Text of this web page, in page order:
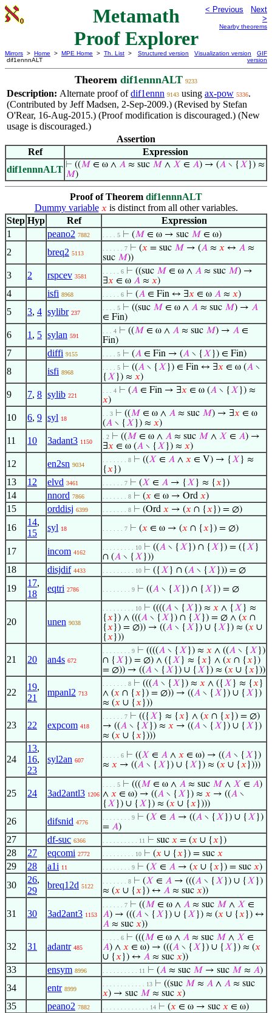
Metamath
Proof Explorer
< Previous
Next
>
Nearby theorems
Mirrors > Home > MPE Home > Th. List >
dif1ennnALT
Structured version Visualization version
GIF
version
Theorem dif1ennnALT 9233
Description: Alternate proof ofdif1ennn 9143 using ax-pow 5336.
(Contributed by Jeff Madsen, 2-Sep-2009.) (Revised by Stefan
O'Rear, 16-Aug-2015.) (Proof modification is discouraged.) (New
usage is discouraged.)
Assertion
Ref
Expression
dif1ennnALT ⊢ ((𝑀 ∈ ω ∧ 𝐴 ≈ suc 𝑀 ∧ 𝑋 ∈ 𝐴) → (𝐴 ∖ {𝑋 }) ≈
𝑀)
Proof of Theorem dif1ennnALT
Dummy variable 𝑥 is distinct from all other variables.
Step Hyp Ref
Expression
1
peano2 7882 . . . . 5 ⊢ (𝑀 ∈ ω → suc 𝑀 ∈ ω)
2 breq2 5113
. . . . . . 7 ⊢ (𝑥 = suc 𝑀 → (𝐴 ≈ 𝑥 ↔ 𝐴 ≈
suc 𝑀))
3 2 rspcev 3581
. . . . . 6 ⊢ ((suc 𝑀 ∈ ω ∧ 𝐴 ≈ suc 𝑀) →
∃𝑥 ∈ ω 𝐴 ≈ 𝑥)
4 isfi 8968 . . . . . 6 ⊢ (𝐴 ∈ Fin ↔ ∃𝑥 ∈ ω 𝐴 ≈ 𝑥)
5 3, 4 sylibr 237
. . . . 5 ⊢ ((suc 𝑀 ∈ ω ∧ 𝐴 ≈ suc 𝑀) → 𝐴
∈ Fin)
6 1 , 5 sylan 591
. . . 4 ⊢ ((𝑀 ∈ ω ∧ 𝐴 ≈ suc 𝑀) → 𝐴 ∈
Fin)
7 diffi 9155 . . . . 5 ⊢ (𝐴 ∈ Fin → (𝐴 ∖ {𝑋 }) ∈ Fin)
8 isfi 8968
. . . . 5 ⊢ ((𝐴 ∖ {𝑋 }) ∈ Fin ↔ ∃𝑥 ∈ ω (𝐴 ∖
{𝑋 }) ≈ 𝑥)
9 7, 8 sylib 221
. . . 4 ⊢ (𝐴 ∈ Fin → ∃𝑥 ∈ ω (𝐴 ∖ {𝑋 }) ≈
𝑥)
10 6, 9 syl 18
. . 3 ⊢ ((𝑀 ∈ ω ∧ 𝐴 ≈ suc 𝑀) → ∃𝑥 ∈ ω
(𝐴 ∖ {𝑋 }) ≈ 𝑥)
11 10 3adant3 1150
. 2 ⊢ ((𝑀 ∈ ω ∧ 𝐴 ≈ suc 𝑀 ∧ 𝑋 ∈ 𝐴) →
∃𝑥 ∈ ω (𝐴 ∖ {𝑋 }) ≈ 𝑥)
12 en2sn 9034
. . . . . . . 8 ⊢ ((𝑋 ∈ 𝐴 ∧ 𝑥 ∈ V) → {𝑋 } ≈
{𝑥 })
13 12 elvd 3461 . . . . . . 7 ⊢ (𝑋 ∈ 𝐴 → {𝑋 } ≈ {𝑥 })
14 nnord 7866 . . . . . . . 8 ⊢ (𝑥 ∈ ω → Ord 𝑥)
15 orddisj 6399 . . . . . . . 8 ⊢ (Ord 𝑥 → (𝑥 ∩ {𝑥 }) = ∅)
16
14,
15
syl 18 . . . . . . 7 ⊢ (𝑥 ∈ ω → (𝑥 ∩ {𝑥 }) = ∅)
17 incom 4162
. . . . . . . . . 10 ⊢ ((𝐴 ∖ {𝑋 }) ∩ {𝑋 }) = ({𝑋 }
∩ (𝐴 ∖ {𝑋 }))
18 disjdif 4433 . . . . . . . . . 10 ⊢ ({𝑋 } ∩ (𝐴 ∖ {𝑋 })) = ∅
19
17,
18
eqtri 2786 . . . . . . . . 9 ⊢ ((𝐴 ∖ {𝑋 }) ∩ {𝑋 }) = ∅
20 unen 9038
. . . . . . . . . 10 ⊢ ((((𝐴 ∖ {𝑋 }) ≈ 𝑥 ∧ {𝑋 } ≈
{𝑥 }) ∧ (((𝐴 ∖ {𝑋 }) ∩ {𝑋 }) = ∅ ∧ (𝑥 ∩
{𝑥 }) = ∅)) → ((𝐴 ∖ {𝑋 }) ∪ {𝑋 }) ≈ (𝑥 ∪
{𝑥 }))
21 20 an4s 672
. . . . . . . . 9 ⊢ ((((𝐴 ∖ {𝑋 }) ≈ 𝑥 ∧ ((𝐴 ∖ {𝑋 })
∩ {𝑋 }) = ∅) ∧ ({𝑋 } ≈ {𝑥 } ∧ (𝑥 ∩ {𝑥 })
= ∅)) → ((𝐴 ∖ {𝑋 }) ∪ {𝑋 }) ≈ (𝑥 ∪ {𝑥 }))
22
19,
21
mpanl2 713
. . . . . . . 8 ⊢ (((𝐴 ∖ {𝑋 }) ≈ 𝑥 ∧ ({𝑋 } ≈ {𝑥 }
∧ (𝑥 ∩ {𝑥 }) = ∅)) → ((𝐴 ∖ {𝑋 }) ∪ {𝑋 })
≈ (𝑥 ∪ {𝑥 }))
23 22 expcom 418
. . . . . . 7 ⊢ (({𝑋 } ≈ {𝑥 } ∧ (𝑥 ∩ {𝑥 }) = ∅)
→ ((𝐴 ∖ {𝑋 }) ≈ 𝑥 → ((𝐴 ∖ {𝑋 }) ∪ {𝑋 })
≈ (𝑥 ∪ {𝑥 })))
24
13,
16,
23
syl2an 607
. . . . . 6 ⊢ ((𝑋 ∈ 𝐴 ∧ 𝑥 ∈ ω) → ((𝐴 ∖ {𝑋 })
≈ 𝑥 → ((𝐴 ∖ {𝑋 }) ∪ {𝑋 }) ≈ (𝑥 ∪ {𝑥 })))
25 24 3ad2antl3 1206
. . . . 5 ⊢ (((𝑀 ∈ ω ∧ 𝐴 ≈ suc 𝑀 ∧ 𝑋 ∈ 𝐴)
∧ 𝑥 ∈ ω) → ((𝐴 ∖ {𝑋 }) ≈ 𝑥 → ((𝐴 ∖
{𝑋 }) ∪ {𝑋 }) ≈ (𝑥 ∪ {𝑥 })))
26 difsnid 4776
. . . . . . . . 9 ⊢ (𝑋 ∈ 𝐴 → ((𝐴 ∖ {𝑋 }) ∪ {𝑋 })
= 𝐴)
27 df-suc 6366 . . . . . . . . . . 11 ⊢ suc 𝑥 = (𝑥 ∪ {𝑥 })
28 27 eqcomi 2772 . . . . . . . . . 10 ⊢ (𝑥 ∪ {𝑥 }) = suc 𝑥
29 28 a1i 11 . . . . . . . . 9 ⊢ (𝑋 ∈ 𝐴 → (𝑥 ∪ {𝑥 }) = suc 𝑥)
30
26,
29
breq12d 5122
. . . . . . . 8 ⊢ (𝑋 ∈ 𝐴 → (((𝐴 ∖ {𝑋 }) ∪ {𝑋 })
≈ (𝑥 ∪ {𝑥 }) ↔ 𝐴 ≈ suc 𝑥))
31 30 3ad2ant3 1153
. . . . . . 7 ⊢ ((𝑀 ∈ ω ∧ 𝐴 ≈ suc 𝑀 ∧ 𝑋 ∈
𝐴) → (((𝐴 ∖ {𝑋 }) ∪ {𝑋 }) ≈ (𝑥 ∪ {𝑥 }) ↔
𝐴 ≈ suc 𝑥))
32 31 adantr 485
. . . . . 6 ⊢ (((𝑀 ∈ ω ∧ 𝐴 ≈ suc 𝑀 ∧ 𝑋 ∈
𝐴) ∧ 𝑥 ∈ ω) → (((𝐴 ∖ {𝑋 }) ∪ {𝑋 }) ≈ (𝑥
∪ {𝑥 }) ↔ 𝐴 ≈ suc 𝑥))
33 ensym 8996 . . . . . . . . . . 11 ⊢ (𝐴 ≈ suc 𝑀 → suc 𝑀 ≈ 𝐴)
34 entr 8999
. . . . . . . . . . . . 13 ⊢ ((suc 𝑀 ≈ 𝐴 ∧ 𝐴 ≈ suc
𝑥) → suc 𝑀 ≈ suc 𝑥)
35 peano2 7882 . . . . . . . . . . . . . 14 ⊢ (𝑥 ∈ ω → suc 𝑥 ∈ ω)